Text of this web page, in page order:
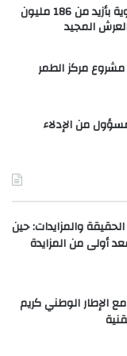
عامل إقليم صفرو يطلق ويدشن مشاريع تنموية بأزيد من 186 مليون
المجيد
مشروع مركز الطمر
من الإدلاء
والمزايدات: حين
أولى من المزايدة
الإطار الوطني كريم